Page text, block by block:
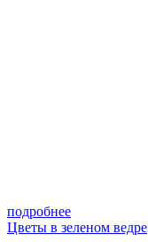
подробнее
Цветы в зеленом ведре